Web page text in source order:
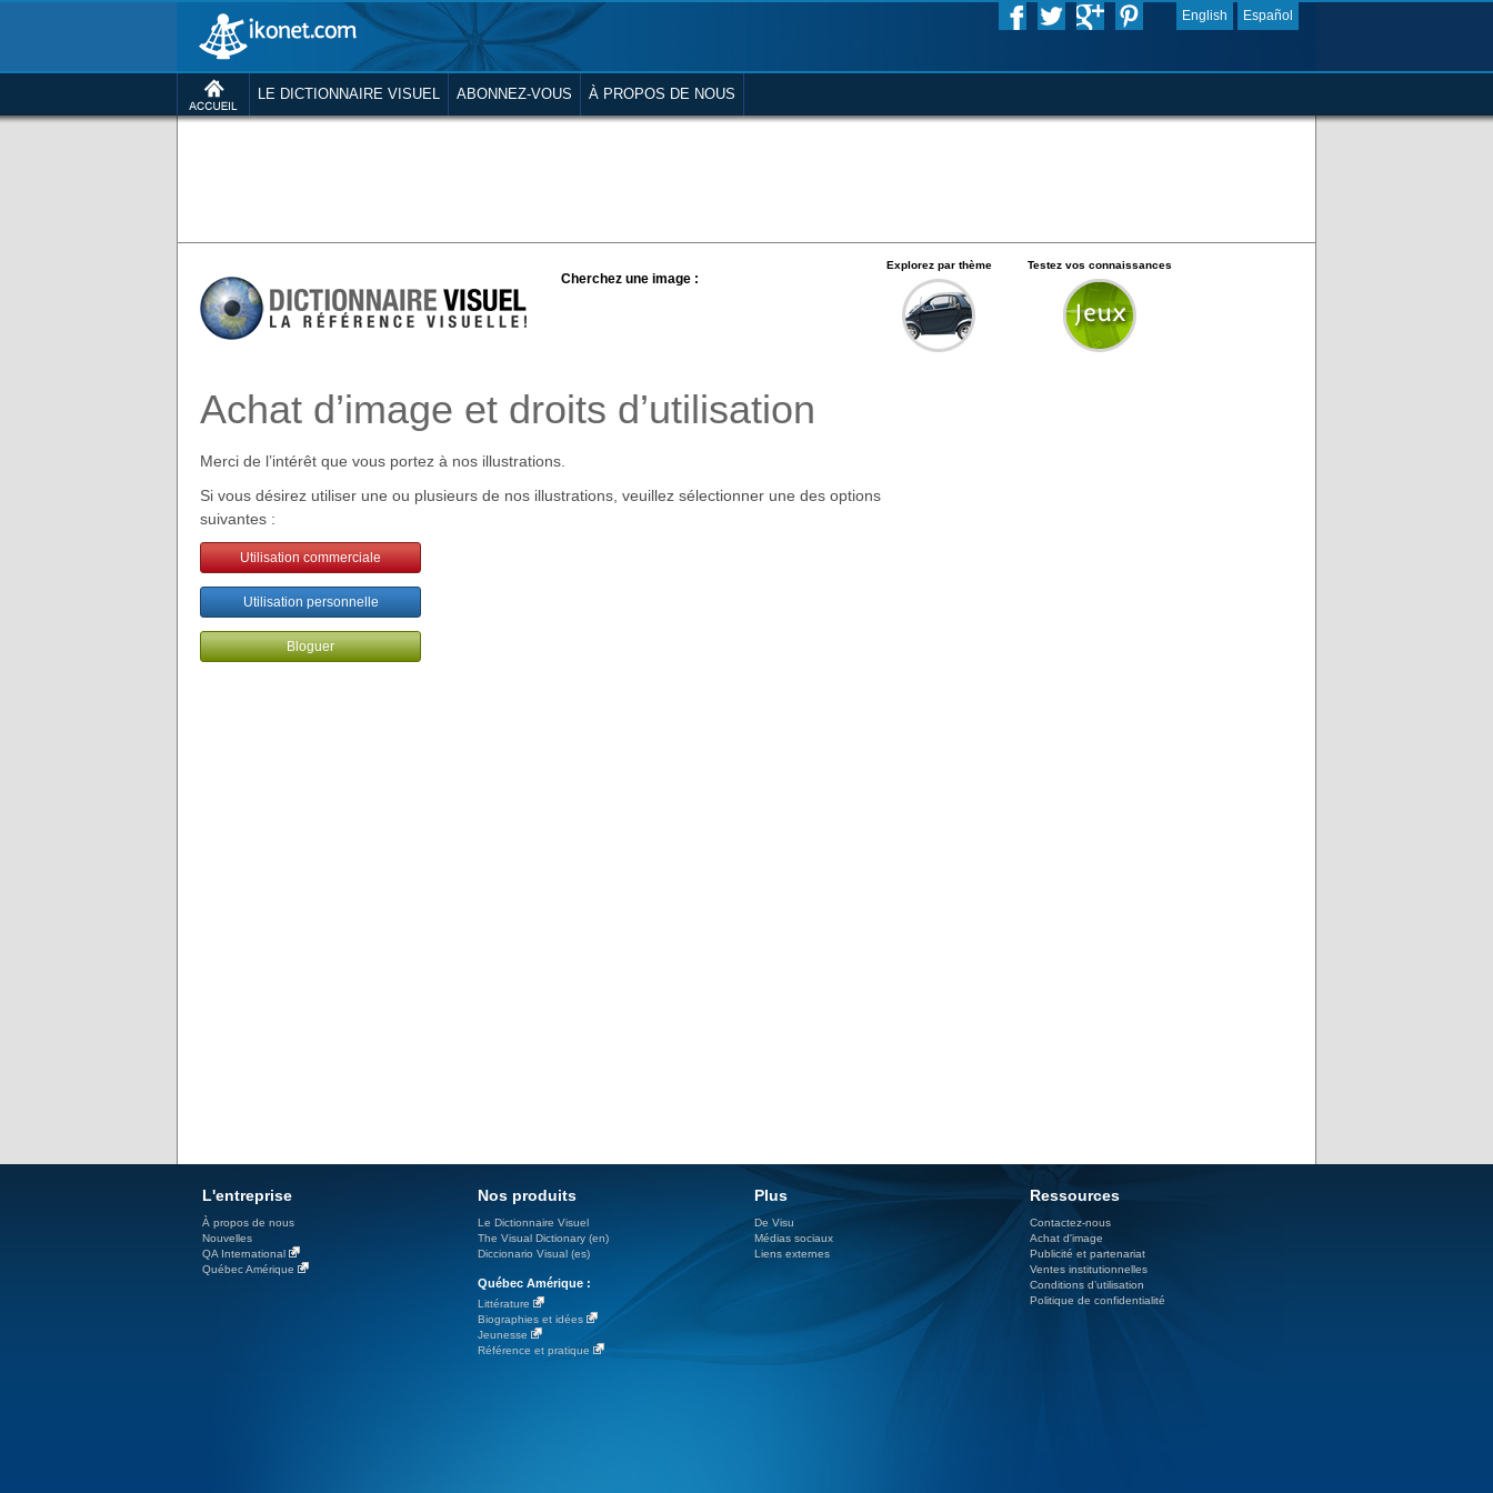
English Español
LE DICTIONNAIRE VISUEL ABONNEZ-VOUS À PROPOS DE NOUS
Cherchez une image :
Explorez par thème Testez vos connaissances
Achat d’image et droits d’utilisation
Merci de l’intérêt que vous portez à nos illustrations.
Si vous désirez utiliser une ou plusieurs de nos illustrations, veuillez sélectionner une des options
suivantes :
Utilisation commerciale
Utilisation personnelle
Bloguer
L'entreprise
À propos de nous
Nouvelles
QA International
Québec Amérique
Nos produits
Le Dictionnaire Visuel
The Visual Dictionary (en)
Diccionario Visual (es)
Québec Amérique :
Littérature
Biographies et idées
Jeunesse
Référence et pratique
Plus
De Visu
Médias sociaux
Liens externes
Ressources
Contactez-nous
Achat d'image
Publicité et partenariat
Ventes institutionnelles
Conditions d’utilisation
Politique de confidentialité